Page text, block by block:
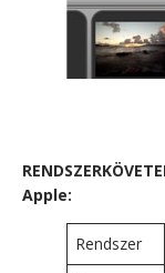
Apple:
Rendszer